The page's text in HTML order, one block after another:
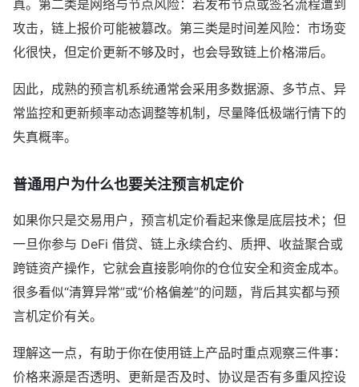
真。第二类是网络与节点风险：若发布节点或签名流程遭到
攻击，链上报价可能被篡改。第三类是时间差风险：市场变
化很快，但定价更新不够及时，也会导致链上价格滞后。
因此，成熟的预言机系统通常会采用多数据源、多节点、异
常监控和更新频率动态调整等机制，尽量降低极端行情下的
失真概率。
普通用户为什么也要关注预言机定价
如果你只是交易用户，预言机定价看起来像是底层技术；但
一旦你参与 DeFi 借贷、链上永续合约、质押、收益聚合或
跨链资产操作，它就会直接影响你的仓位安全和资金成本。
很多看似“清算异常”或“价格偏差”的问题，背后其实都与预
言机定价有关。
理解这一点，有助于你在使用链上产品时重点观察三件事：
价格来源是否透明、更新是否及时、协议是否有多重风控设